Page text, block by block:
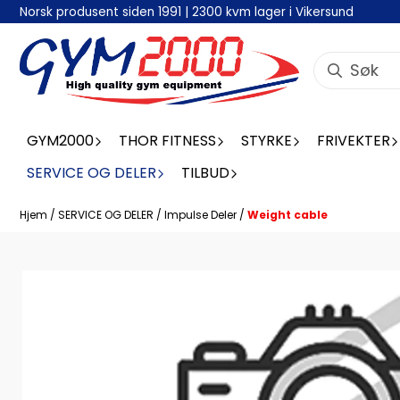
Hopp til innhold
Norsk produsent siden 1991 | 2300 kvm lager i Vikersund
GYM2000 THOR FITNESS STYRKE
FRIVEKTER
SERVICE OG DELER
TILBUD
Hjem / SERVICE OG DELER / Impulse Deler / Weight cable